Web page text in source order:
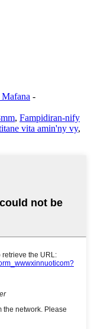
-
, Fampidiran-nify
vita amin'ny vy,